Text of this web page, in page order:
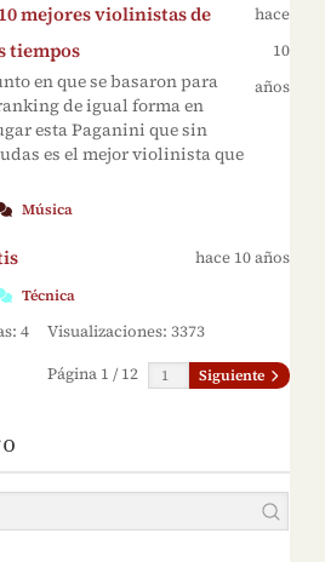
mejores violinistas de
tiempos
en que se basaron para
de igual forma en
esta Paganini que sin
es el mejor violinista que
hace
10
años
Música
hace 10 años
Técnica
4 Visualizaciones: 3373
Página 1 / 12 Siguiente